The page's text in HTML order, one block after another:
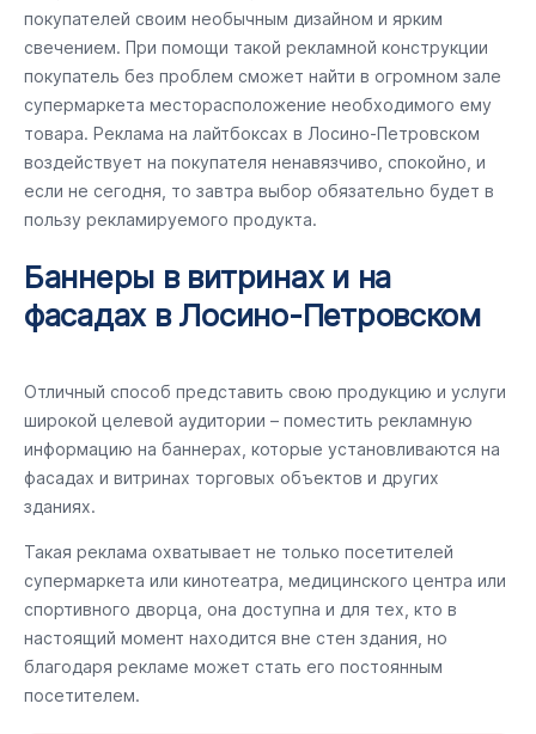
покупателей своим необычным дизайном и ярким
свечением. При помощи такой рекламной конструкции
покупатель без проблем сможет найти в огромном зале
супермаркета месторасположение необходимого ему
товара. Реклама на лайтбоксах в Лосино-Петровском
воздействует на покупателя ненавязчиво, спокойно, и
если не сегодня, то завтра выбор обязательно будет в
пользу рекламируемого продукта.
Баннеры в витринах и на
фасадах в Лосино-Петровском
Отличный способ представить свою продукцию и услуги
широкой целевой аудитории – поместить рекламную
информацию на баннерах, которые установливаются на
фасадах и витринах торговых объектов и других
зданиях.
Такая реклама охватывает не только посетителей
супермаркета или кинотеатра, медицинского центра или
спортивного дворца, она доступна и для тех, кто в
настоящий момент находится вне стен здания, но
благодаря рекламе может стать его постоянным
посетителем.